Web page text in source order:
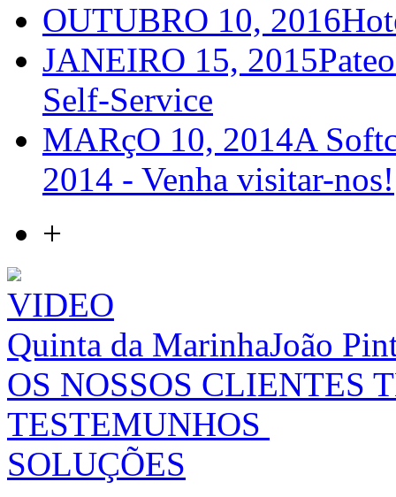
OUTUBRO 10, 2016
JANEIRO 15, 2015
Self-Service
MARçO 10, 2014A
2014 - Venha visitar-nos!
+
VIDEO
Quinta da MarinhaJoão
OS NOSSOS CLIENTES
TESTEMUNHOS
SOLUÇÕES